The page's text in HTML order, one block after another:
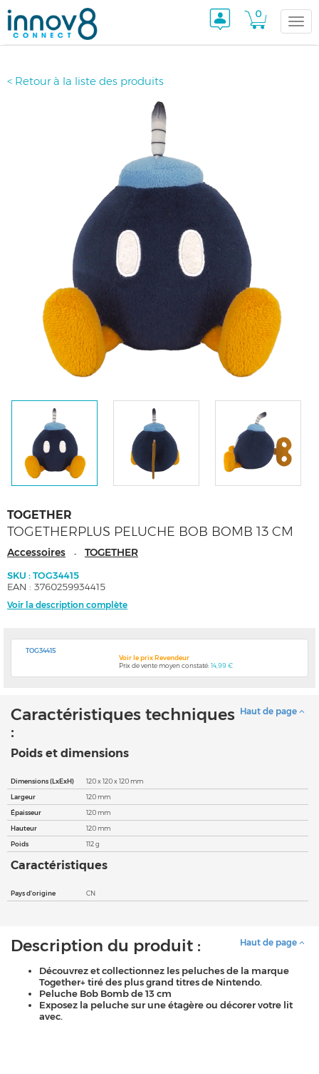
0
< Retour à la liste des produits
TOGETHER
TOGETHERPLUS PELUCHE BOB BOMB 13 CM
Accessoires - TOGETHER
SKU : TOG34415
EAN : 3760259934415
Voir la description complète
TOG34415
Voir le prix Revendeur
Prix de vente moyen constaté:14,99 €
Haut de page
Caractéristiques techniques
:
Poids et dimensions
Dimensions (LxExH)
120 x 120 x 120 mm
Largeur
120 mm
Épaisseur
120 mm
Hauteur
120 mm
Poids
112 g
Caractéristiques
Pays d'origine CN
Haut de page
Description du produit :
Découvrez et collectionnez les peluches de la marque
Together+ tiré des plus grand titres de Nintendo.
Peluche Bob Bomb de 13 cm
Exposez la peluche sur une étagère ou décorer votre lit
avec.